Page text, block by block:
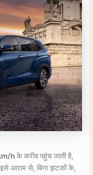
hके करीब पहुंच जाती है,
आराम से, बिना झटकों के,